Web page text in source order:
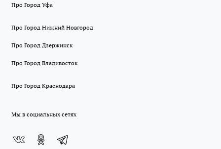
Про Город Уфа
Про Город Нижний Новгород
Про Город Дзержинск
Про Город Владивосток
Про Город Краснодара
Мы в социальных сетях